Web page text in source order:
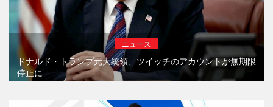
ニュース
ドナルド・トランプ元大統領、ツイッチのアカウントが無期限
停止に